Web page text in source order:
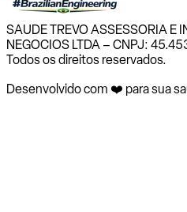
SAUDE TREVO ASSESSORIA E
NEGOCIOS LTDA – CNPJ:
Todos os direitos reservados.
Desenvolvido com ❤️ para sua